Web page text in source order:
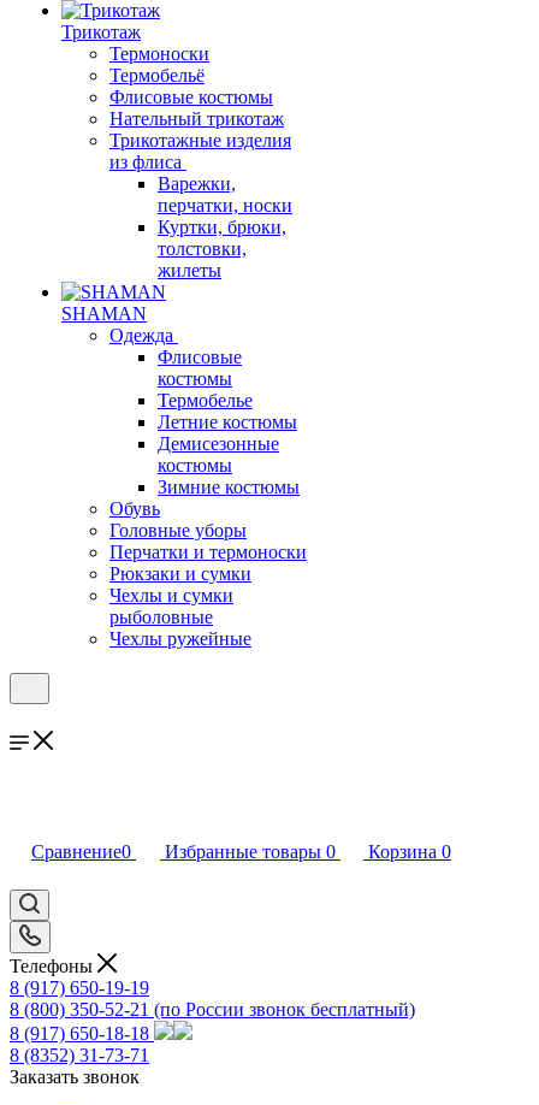
Трикотаж
Термоноски
Термобельё
Флисовые костюмы
Нательный трикотаж
Трикотажные изделия
из флиса
Варежки,
перчатки, носки
Куртки, брюки,
толстовки,
жилеты
SHAMAN
Одежда
Флисовые
костюмы
Термобелье
Летние костюмы
Демисезонные
костюмы
Зимние костюмы
Обувь
Головные уборы
Перчатки и термоноски
Рюкзаки и сумки
Чехлы и сумки
рыболовные
Чехлы ружейные
Сравнение0 Избранные товары 0 Корзина 0
Телефоны
8 (917) 650-19-19
8 (800) 350-52-21 (по России звонок бесплатный)
8 (917) 650-18-18
8 (8352) 31-73-71
Заказать звонок